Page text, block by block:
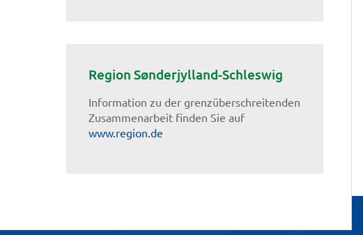
Region Sønderjylland-Schleswig
Information zu der grenzüberschreitenden
Zusammenarbeit finden Sie auf
www.region.de